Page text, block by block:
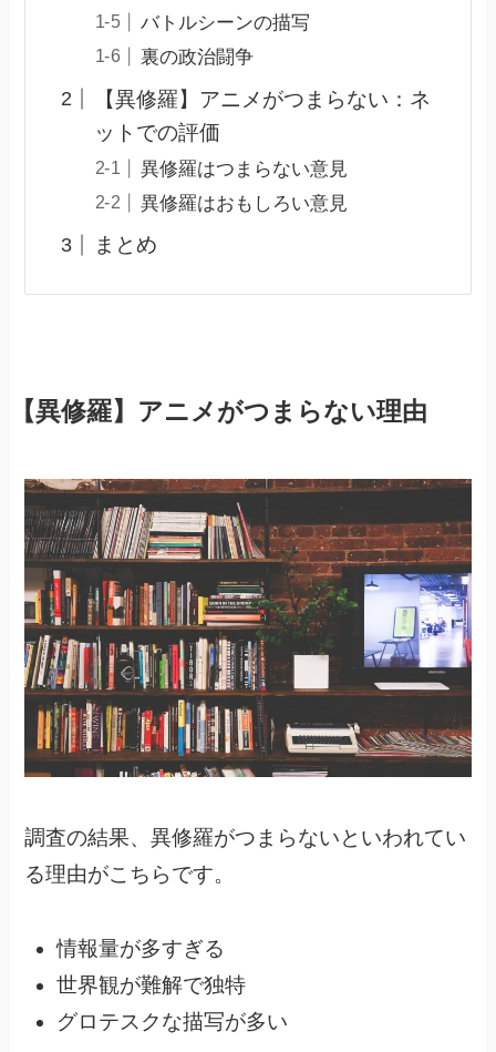
バトルシーンの描写
裏の政治闘争
【異修羅】アニメがつまらない：ネ
ットでの評価
異修羅はつまらない意見
異修羅はおもしろい意見
まとめ
【異修羅】アニメがつまらない理由
調査の結果、異修羅がつまらないといわれてい
る理由がこちらです。
情報量が多すぎる
世界観が難解で独特
グロテスクな描写が多い